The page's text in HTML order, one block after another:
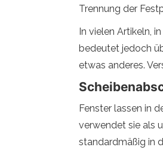
Trennung der
In vielen Artikeln,
bedeutet jedoch
etwas anderes.
Fenster lassen in
verwendet sie als
standardmäßig in